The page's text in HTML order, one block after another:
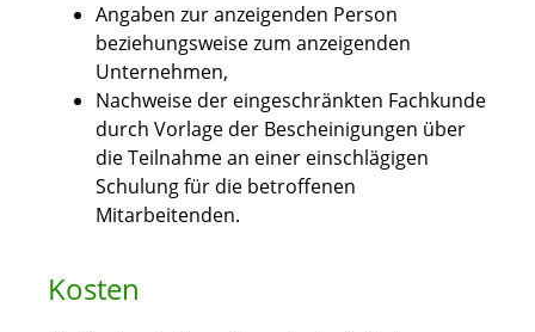
Angaben zur anzeigenden Person
beziehungsweise zum anzeigenden
Unternehmen,
Nachweise der eingeschränkten Fachkunde
durch Vorlage der Bescheinigungen über
die Teilnahme an einer einschlägigen
Schulung für die betroffenen
Mitarbeitenden.
Kosten